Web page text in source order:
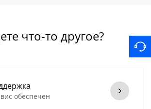
что-то другое?
обеспечен